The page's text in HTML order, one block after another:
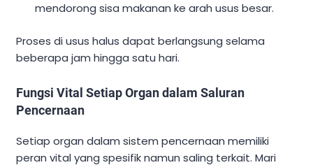
mendorong sisa makanan ke arah usus besar.
Proses di usus halus dapat berlangsung selama
beberapa jam hingga satu hari.
Fungsi Vital Setiap Organ dalam Saluran
Pencernaan
Setiap organ dalam sistem pencernaan memiliki
peran vital yang spesifik namun saling terkait. Mari